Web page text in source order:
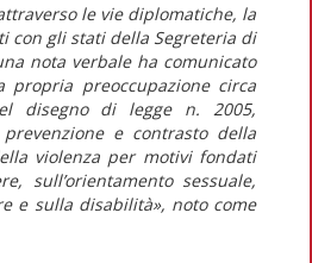
le vie diplomatiche, la
con gli stati della Segreteria di
nota verbale ha comunicato
preoccupazione circa
disegno di legge n. 2005,
e contrasto della
violenza per motivi fondati
sull’orientamento sessuale,
e sulla disabilità», noto come